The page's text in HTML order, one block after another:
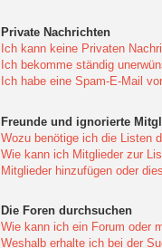
Private Nachrichten
Ich kann keine Privaten
Ich bekomme ständig
Ich habe eine Spam-E-Mail
Freunde und ignorierte
Wozu benötige ich die Listen
Wie kann ich Mitglieder zur
Mitglieder hinzufügen oder
Die Foren durchsuchen
Wie kann ich ein Forum oder
Weshalb erhalte ich bei der